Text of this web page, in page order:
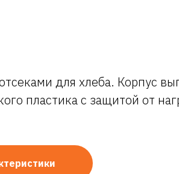
для хлеба. Корпус
пластика с защитой от